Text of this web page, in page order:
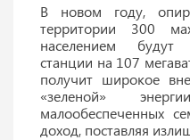
В новом году,
территории 300
населением будут
станции на 107
получит широкое
«зеленой»
малообеспеченных
доход, поставляя